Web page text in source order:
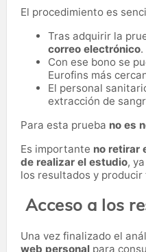
El procedimiento es
Tras adquirir la
correo electrónico.
Con ese bono se
Eurofins más
El personal
extracción de
Para esta prueba no es
Es importante no retirar
de realizar el estudio,
los resultados y
Acceso a los
Una vez finalizado el
web personal para